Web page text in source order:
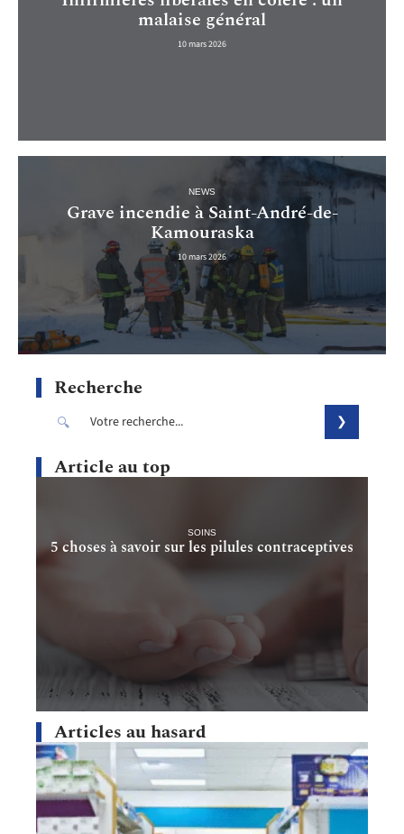
malaise général
10 mars 2026
NEWS
Grave incendie à Saint-André-de-
Kamouraska
10 mars 2026
Recherche
Article au top
SOINS
5 choses à savoir sur les pilules contraceptives
Articles au hasard